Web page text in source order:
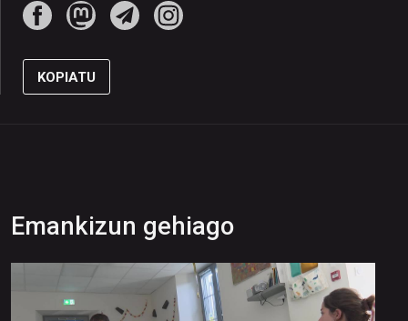
KOPIATU
Emankizun gehiago